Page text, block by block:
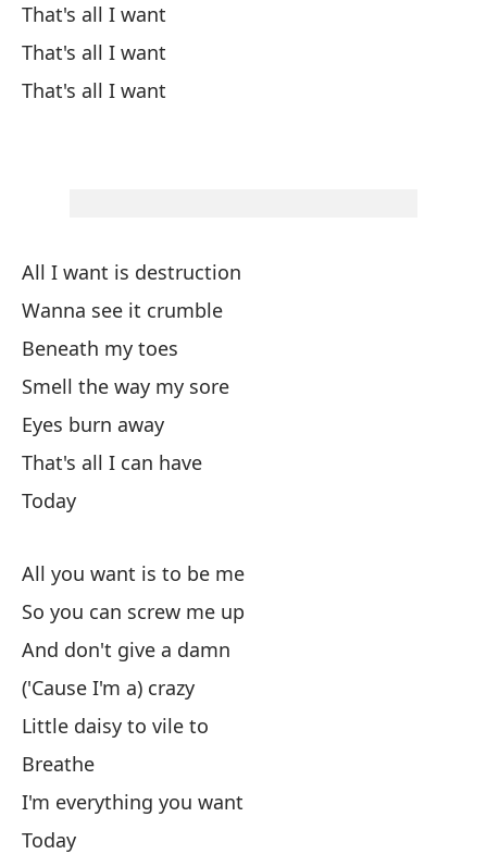
That's all I want
That's all I want
That's all I want
All I want is destruction
Wanna see it crumble
Beneath my toes
Smell the way my sore
Eyes burn away
That's all I can have
Today
All you want is to be me
So you can screw me up
And don't give a damn
('Cause I'm a) crazy
Little daisy to vile to
Breathe
I'm everything you want
Today